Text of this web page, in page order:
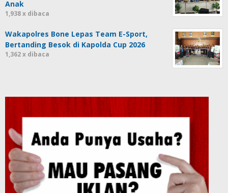
Anak
1,938 x dibaca
Wakapolres Bone Lepas Team E-Sport,
Bertanding Besok di Kapolda Cup 2026
1,362 x dibaca